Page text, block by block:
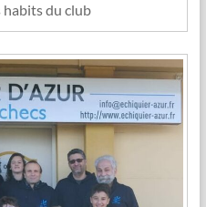
habits du club